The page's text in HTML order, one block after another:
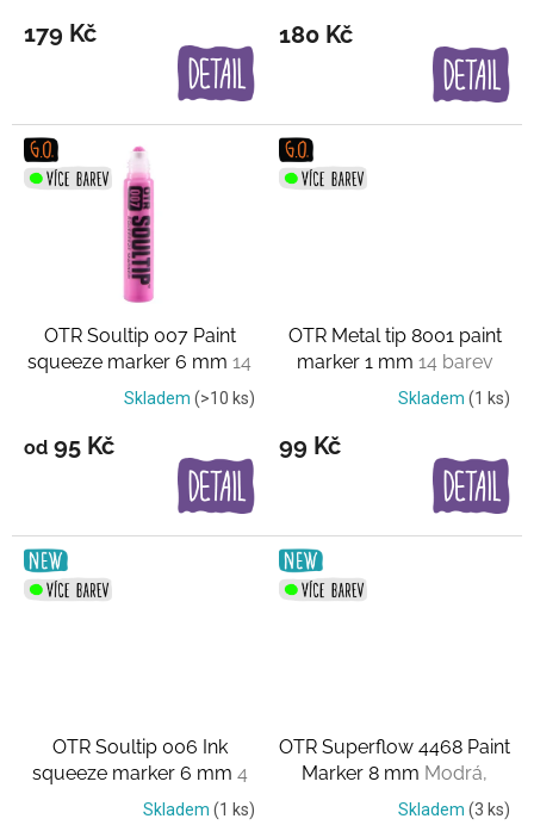
ů179 Kč 180 Kč
OTR Soultip 007 Paint
squeeze marker 6 mm 14
barev
Skladem (>10 ks)
od 95 Kč
OTR Metal tip 8001 paint
marker 1 mm 14 barev
Skladem (1 ks)
99 Kč
OTR Soultip 006 Ink
squeeze marker 6 mm 4
barvySkladem (1 ks)
OTR Superflow 4468 Paint
Marker 8 mm Modrá,
černá a fialová
Skladem (3 ks)